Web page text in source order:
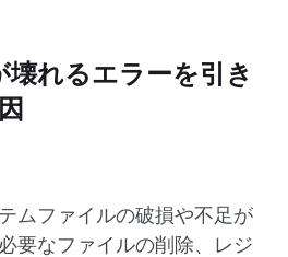
れるエラーを引き
ムファイルの破損や不足が
要なファイルの削除、レジ